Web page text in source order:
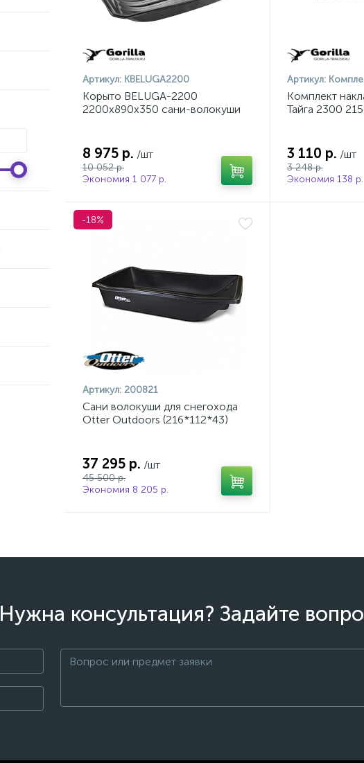
Артикул: KBELUGA2200
Корыто BELUGA-2200
2200х890х350 сани-волокуши
8 975 р. /шт
10 052 р.
Экономия 1 077 р.
Артикул: Комплект
Комплект
Тайга 2300
3 110 р. /шт
3 248 р.
Экономия 138 р.
-18%
Артикул: 200821
Сани волокуши для снегохода
Otter Outdoors (216*112*43)
37 295 р. /шт
45 500 р.
Экономия 8 205 р.
Нужна консультация? Задайте